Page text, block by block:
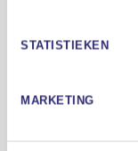
STATISTIEKEN
MARKETING
diagnose en
spectrum
kennis heeft.